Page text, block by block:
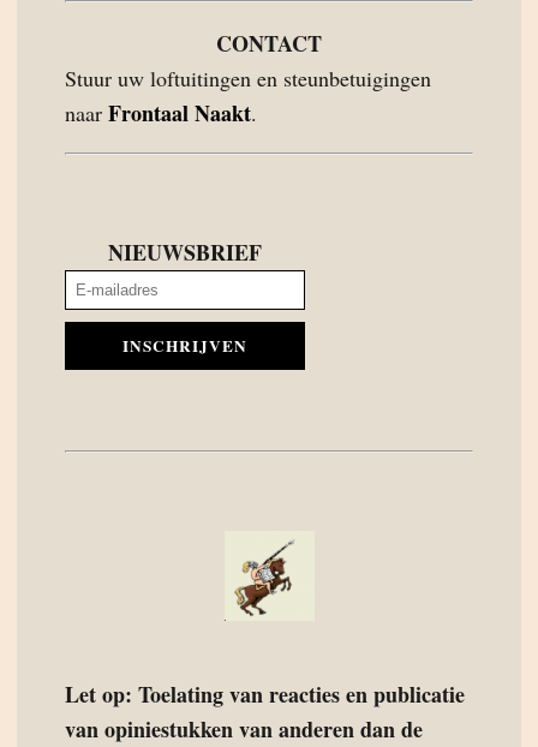
CONTACT
Stuur uw loftuitingen en steunbetuigingen
naar Frontaal Naakt.
NIEUWSBRIEF
INSCHRIJVEN
Let op: Toelating van reacties en publicatie
van opiniestukken van anderen dan de